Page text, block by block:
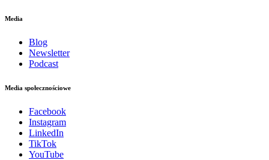
Media
Blog
Newsletter
Podcast
Media społecznościowe
Facebook
Instagram
LinkedIn
TikTok
YouTube